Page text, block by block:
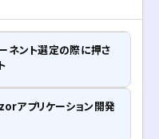
ネント選定の際に押さ
アプリケーション開発